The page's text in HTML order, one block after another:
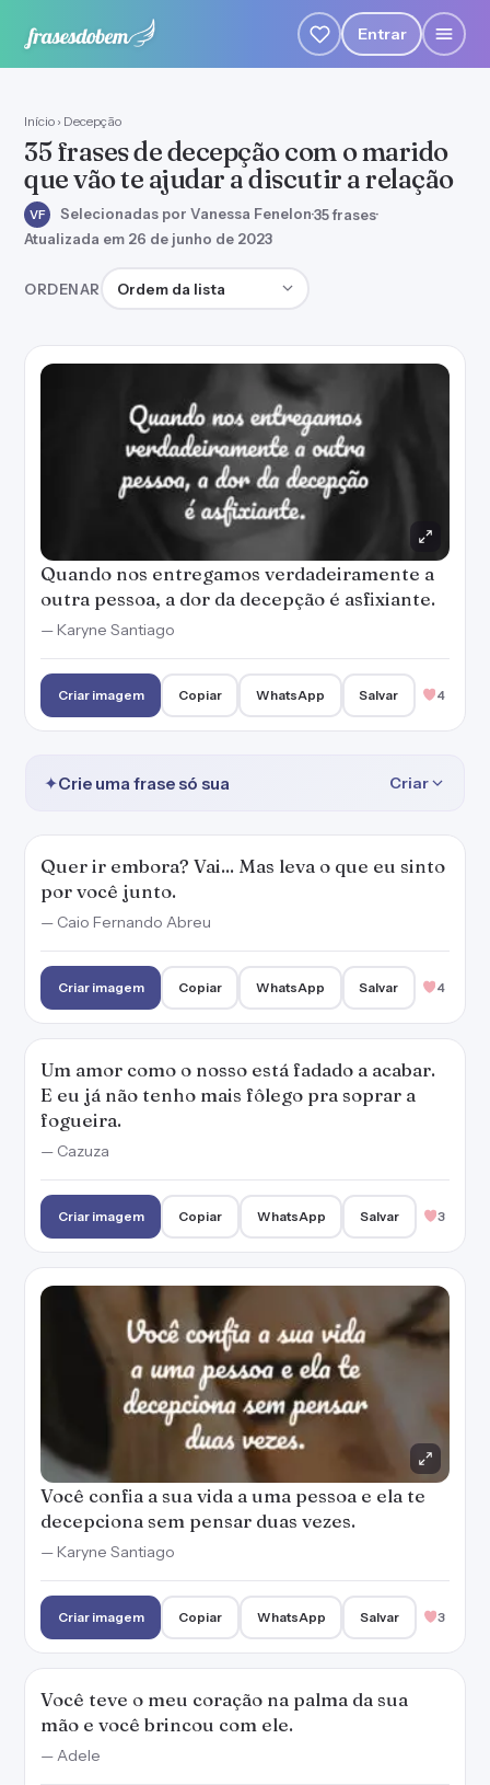
Entrar
Início › Decepção
35 frases de decepção com o marido
que vão te ajudar a discutir a relação
VF Selecionadas por Vanessa Fenelon·35 frases·
Atualizada em 26 de junho de 2023
ORDENAR Ordenar frases
Quando nos entregamos verdadeiramente a
outra pessoa, a dor da decepção é asfixiante.
— Karyne Santiago
Criar imagem Copiar WhatsApp Salvar 4
✦Crie uma frase só sua Criar
Quer ir embora? Vai... Mas leva o que eu sinto
por você junto.
— Caio Fernando Abreu
Criar imagem Copiar WhatsApp Salvar 4
Um amor como o nosso está fadado a acabar.
E eu já não tenho mais fôlego pra soprar a
fogueira.
— Cazuza
Criar imagem Copiar WhatsApp Salvar 3
Você confia a sua vida a uma pessoa e ela te
decepciona sem pensar duas vezes.
— Karyne Santiago
Criar imagem Copiar WhatsApp Salvar 3
Você teve o meu coração na palma da sua
mão e você brincou com ele.
— Adele